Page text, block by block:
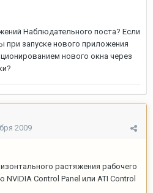
Наблюдательного поста? Если
при запуске нового приложения
нового окна через
2009
растяжения рабочего
Control Panel или ATI Control